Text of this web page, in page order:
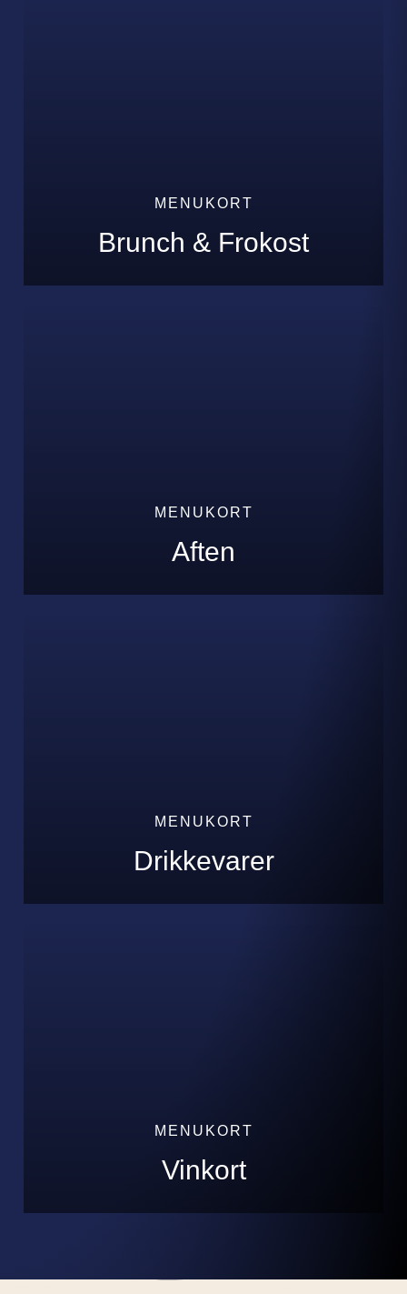
MENUKORT
Brunch & Frokost
MENUKORT
Aften
MENUKORT
Drikkevarer
MENUKORT
Vinkort